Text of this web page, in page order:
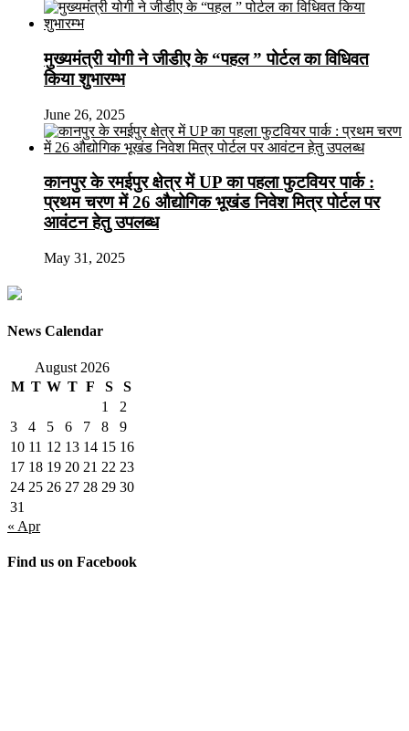
मुख्यमंत्री योगी ने जीडीए के “पहल ” पोर्टल का विधिवत
किया शुभारम्भ
June 26, 2025
कानपुर के रमईपुर क्षेत्र में UP का पहला फुटवियर पार्क :
प्रथम चरण में 26 औद्योगिक भूखंड निवेश मित्र पोर्टल पर
आवंटन हेतु उपलब्ध
May 31, 2025
News Calendar
August 2026
M T W T F S
S
1
2
3
4 5 6 7 8
9
10 11 12 13 14 15 16
17 18 19 20 21 22 23
24 25 26 27 28 29 30
31
« Apr
Find us on Facebook